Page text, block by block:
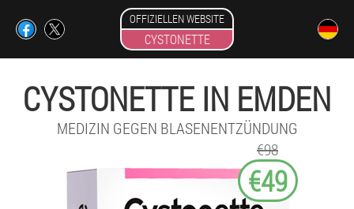
OFFIZIELLEN WEBSITE
CYSTONETTE
CYSTONETTE IN EMDEN
MEDIZIN GEGEN BLASENENTZÜNDUNG
€98
€49